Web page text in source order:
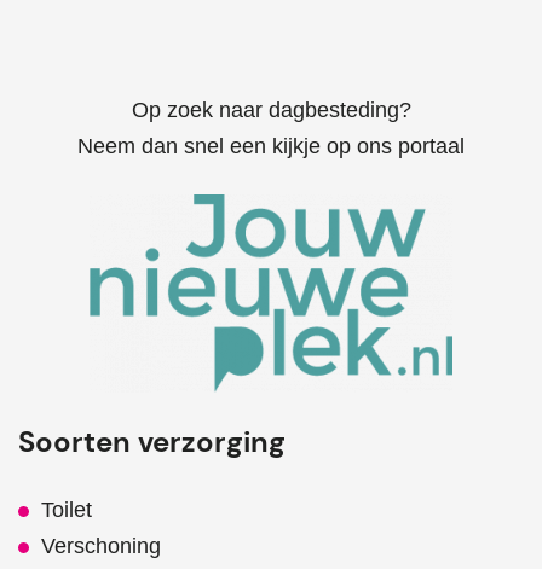
Op zoek naar dagbesteding?
Neem dan snel een kijkje op ons portaal
Soorten verzorging
Toilet
Verschoning